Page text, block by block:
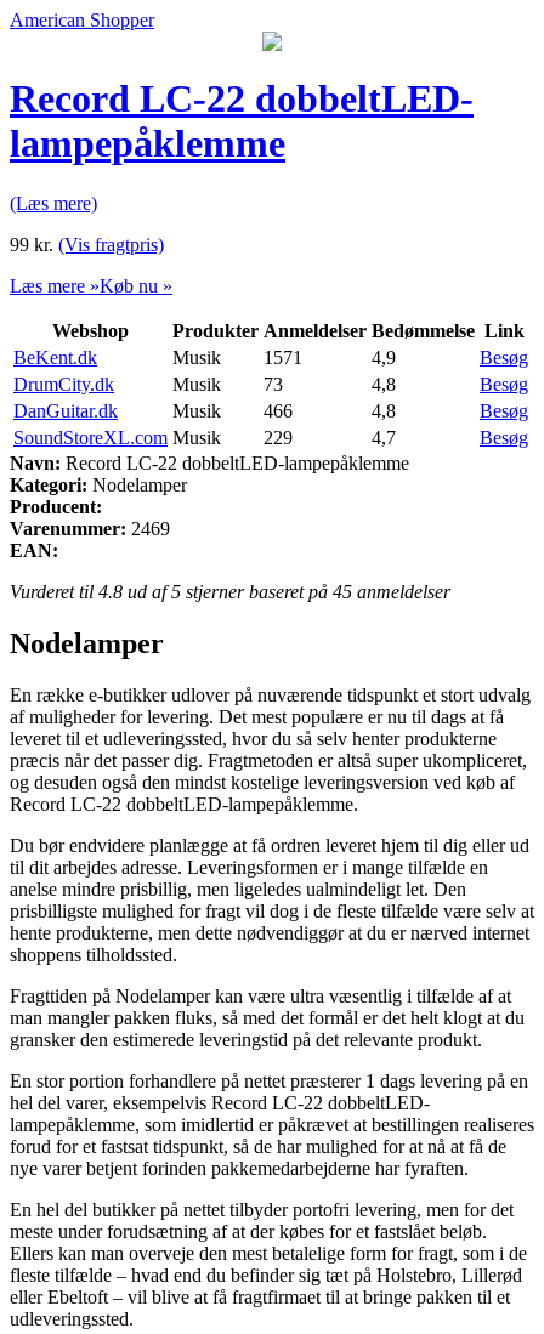
American Shopper
Record LC-22 dobbeltLED-
lampepåklemme
(Læs mere)
99 kr. (Vis fragtpris)
Læs mere »Køb nu »
Webshop Produkter Anmeldelser Bedømmelse Link
BeKent.dk
Musik 1571 4,9
Besøg
DrumCity.dk
Musik 73 4,8
Besøg
DanGuitar.dk
Musik 466 4,8
Besøg
SoundStoreXL.com Musik 229 4,7
Besøg
Navn: Record LC-22 dobbeltLED-lampepåklemme
Kategori: Nodelamper
Producent:
Varenummer: 2469
EAN:
Vurderet til 4.8 ud af 5 stjerner baseret på 45 anmeldelser
Nodelamper
En række e-butikker udlover på nuværende tidspunkt et stort udvalg
af muligheder for levering. Det mest populære er nu til dags at få
leveret til et udleveringssted, hvor du så selv henter produkterne
præcis når det passer dig. Fragtmetoden er altså super ukompliceret,
og desuden også den mindst kostelige leveringsversion ved køb af
Record LC-22 dobbeltLED-lampepåklemme.
Du bør endvidere planlægge at få ordren leveret hjem til dig eller ud
til dit arbejdes adresse. Leveringsformen er i mange tilfælde en
anelse mindre prisbillig, men ligeledes ualmindeligt let. Den
prisbilligste mulighed for fragt vil dog i de fleste tilfælde være selv at
hente produkterne, men dette nødvendiggør at du er nærved internet
shoppens tilholdssted.
Fragttiden på Nodelamper kan være ultra væsentlig i tilfælde af at
man mangler pakken fluks, så med det formål er det helt klogt at du
gransker den estimerede leveringstid på det relevante produkt.
En stor portion forhandlere på nettet præsterer 1 dags levering på en
hel del varer, eksempelvis Record LC-22 dobbeltLED-
lampepåklemme, som imidlertid er påkrævet at bestillingen realiseres
forud for et fastsat tidspunkt, så de har mulighed for at nå at få de
nye varer betjent forinden pakkemedarbejderne har fyraften.
En hel del butikker på nettet tilbyder portofri levering, men for det
meste under forudsætning af at der købes for et fastslået beløb.
Ellers kan man overveje den mest betalelige form for fragt, som i de
fleste tilfælde – hvad end du befinder sig tæt på Holstebro, Lillerød
eller Ebeltoft – vil blive at få fragtfirmaet til at bringe pakken til et
udleveringssted.